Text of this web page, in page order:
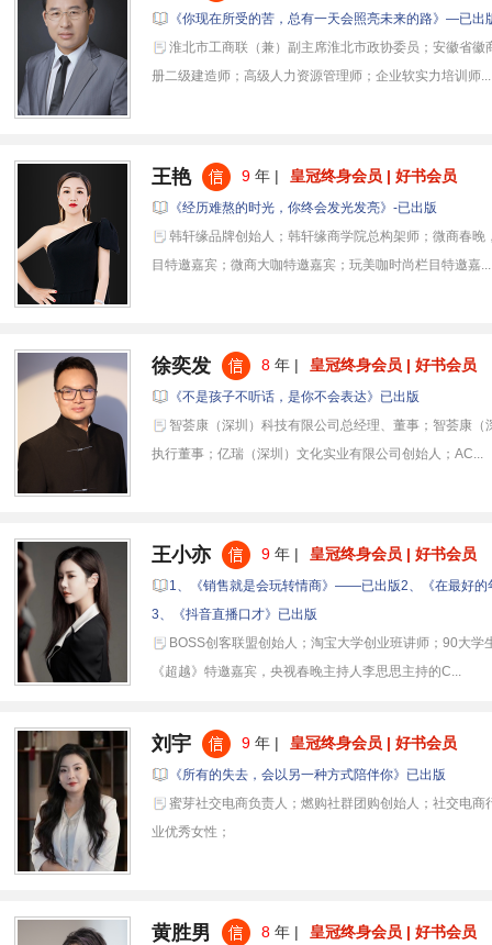
《你现在所受的苦，总有一天会照亮未来的路》—已出
淮北市工商联（兼）副主席淮北市政协委员；安徽省徽
册二级建造师；高级人力资源管理师；企业软实力培训师...
王艳 9年 | 皇冠终身会员 | 好书会员
《经历难熬的时光，你终会发光发亮》-已出版
韩轩缘品牌创始人；韩轩缘商学院总构架师；微商春晚
目特邀嘉宾；微商大咖特邀嘉宾；玩美咖时尚栏目特邀嘉...
徐奕发 8年 | 皇冠终身会员 | 好书会员
《不是孩子不听话，是你不会表达》已出版
智荟康（深圳）科技有限公司总经理、董事；智荟康
执行董事；亿瑞（深圳）文化实业有限公司创始人；AC...
王小亦 9年 | 皇冠终身会员 | 好书会员
1、《销售就是会玩转情商》——已出版2、《在最好的
3、《抖音直播口才》已出版
BOSS创客联盟创始人；淘宝大学创业班讲师；90大学
《超越》特邀嘉宾，央视春晚主持人李思思主持的C...
刘宇 9年 | 皇冠终身会员 | 好书会员
《所有的失去，会以另一种方式陪伴你》已出版
蜜芽社交电商负责人；燃购社群团购创始人；社交电商
业优秀女性；
黄胜男 8年 | 皇冠终身会员 | 好书会员